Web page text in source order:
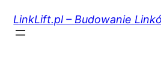
treści
LinkLift.pl – Budowanie